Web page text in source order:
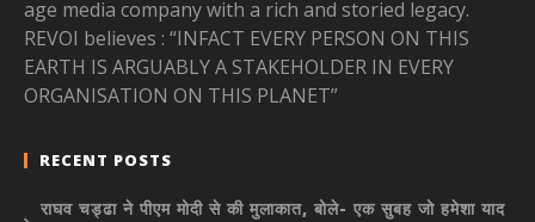
age media company with a rich and storied legacy.
REVOI believes : “INFACT EVERY PERSON ON THIS
EARTH IS ARGUABLY A STAKEHOLDER IN EVERY
ORGANISATION ON THIS PLANET”
RECENT POSTS
राघव चड्ढा ने पीएम मोदी से की मुलाकात, बोले- एक सुबह जो हमेशा याद